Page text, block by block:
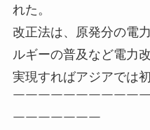
れた。
改正法は、原発分の電
ルギーの普及など電力
実現すればアジアでは初
￣￣￣￣￣￣￣￣￣￣
￣￣￣￣￣￣￣